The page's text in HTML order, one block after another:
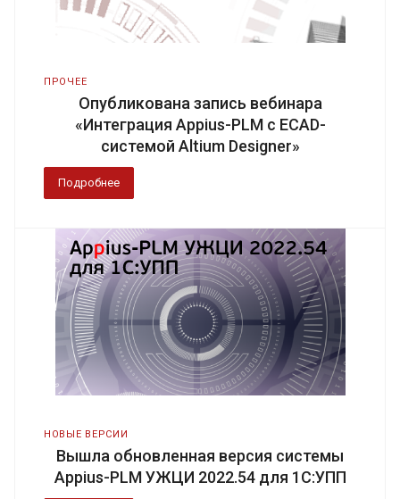
ПРОЧЕЕ
Опубликована запись вебинара
«Интеграция Appius-PLM с ECAD-
системой Altium Designer»
Подробнее
НОВЫЕ ВЕРСИИ
Вышла обновленная версия системы
Appius-PLM УЖЦИ 2022.54 для 1С:УПП